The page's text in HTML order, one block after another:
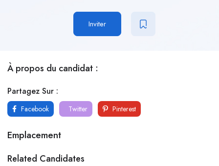
Inviter
À propos du candidat :
Partagez Sur :
Facebook Twitter Pinterest
Emplacement
Related Candidates